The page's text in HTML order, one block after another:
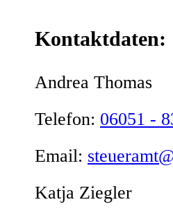
Kontaktdaten:
Andrea Thomas
Telefon: 06051 -
Email:
Katja Ziegler